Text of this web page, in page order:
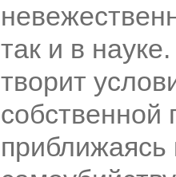
так и в
творит
собственной
приближаясь